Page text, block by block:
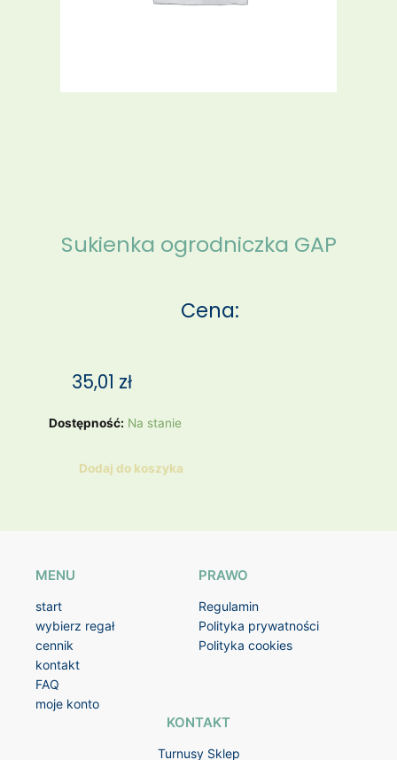
Sukienka ogrodniczka GAP
Cena:
35,01 zł
Dostępność: Na stanie
ilość
ogrodniczka
Dodaj do koszyka
MENU
start
wybierz regał
cennik
kontakt
FAQ
moje konto
PRAWO
Regulamin
Polityka prywatności
Polityka cookies
KONTAKT
Turnusy Sklep